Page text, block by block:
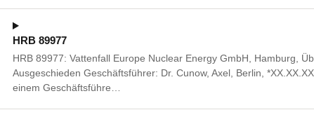
HRB 89977
HRB 89977: Vattenfall Europe Nuclear Energy GmbH, Hamburg,
Ausgeschieden Geschäftsführer: Dr. Cunow, Axel, Berlin,
einem Geschäftsführe…